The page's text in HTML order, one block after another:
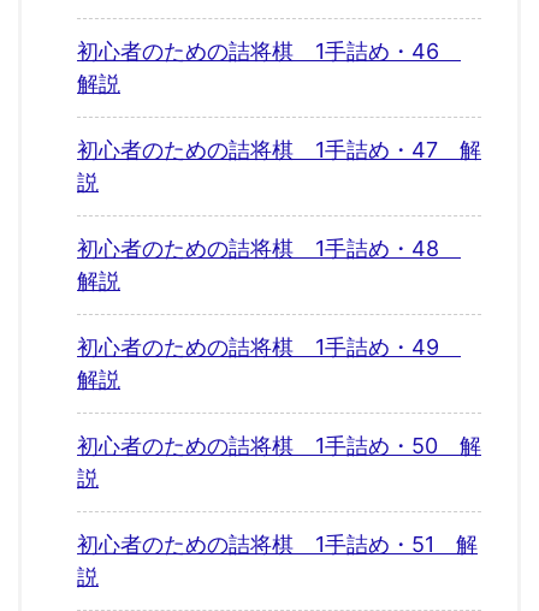
初心者のための詰将棋 1手詰め・46
解説
初心者のための詰将棋 1手詰め・47 解
説
初心者のための詰将棋 1手詰め・48
解説
初心者のための詰将棋 1手詰め・49
解説
初心者のための詰将棋 1手詰め・50 解
説
初心者のための詰将棋 1手詰め・51 解
説